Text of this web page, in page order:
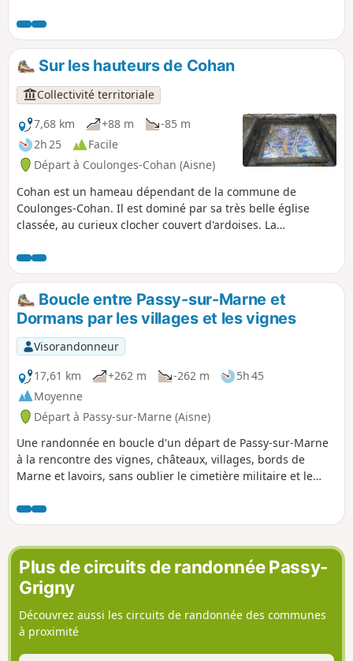
charmant village de Châtillon-sur-Marne et
la Statue d'Urbain II.
Sur les hauteurs de Cohan
Collectivité territoriale
7,68 km
+88 m
-85 m
2h 25
Facile
Départ à Coulonges-Cohan (Aisne)
Cohan est un hameau dépendant de la commune de
Coulonges-Cohan. Il est dominé par sa très belle église
classée, au curieux clocher couvert d'ardoises. La
magnifiques points de vue et notamment d'une belle vue
sur Cohan mais également sur le village de Coulonges. Ce
circuit permet également de découvrir les hameaux de
Party et de Villomé.
Boucle entre Passy-sur-Marne et
Dormans par les villages et les vignes
Visorandonneur
17,61 km
+262 m -262 m
5h 45
Moyenne
Départ à Passy-sur-Marne (Aisne)
Une randonnée en boucle d'un départ de Passy-sur-Marne
à la rencontre des vignes, châteaux, villages, bords de
Marne et lavoirs, sans oublier le cimetière militaire et le
chargée avec son histoire.
Plus de circuits de randonnée Passy-
Grigny
Découvrez aussi les circuits de randonnée des communes
à proximité